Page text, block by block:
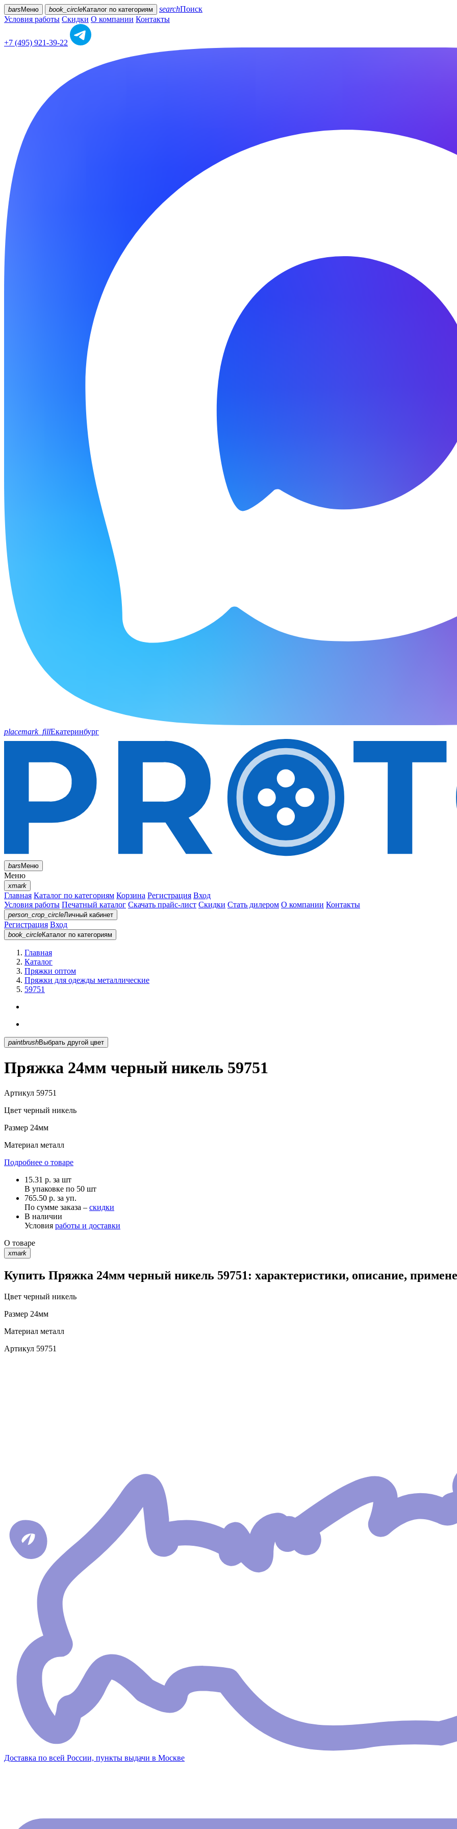
bars Меню book_circleКаталог по категориям searchПоиск
Условия работы Скидки О компании Контакты
+7 (495) 921-39-22
placemark_fillЕкатеринбург
barsМеню
Меню
xmark
Главная Каталог по категориям Корзина Регистрация Вход
Условия работы Печатный каталог Скачать прайс-лист Скидки Стать дилером О компании Контакты
person_crop_circleЛичный кабинет
Регистрация Вход
book_circleКаталог по категориям
Главная
Каталог
Пряжки оптом
Пряжки для одежды металлические
59751
paintbrush Выбрать другой цвет
Пряжка 24мм черный никель 59751
Артикул 59751
Цвет черный никель
Размер 24мм
Материал металл
Подробнее о товаре
15.31 р. за шт
В упаковке по 50 шт
765.50 р. за уп.
По сумме заказа – скидки
В наличии
Условия работы и доставки
О товаре
xmark
Купить Пряжка 24мм черный никель 59751: характеристики, описание,
Цвет черный никель
Размер 24мм
Материал металл
Артикул 59751
Доставка по всей России, пункты выдачи в Москве